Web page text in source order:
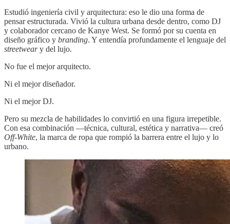
Estudió ingeniería civil y arquitectura: eso le dio una forma de
pensar estructurada. Vivió la cultura urbana desde dentro, como DJ
y colaborador cercano de Kanye West. Se formó por su cuenta en
diseño gráfico y branding. Y entendía profundamente el lenguaje del
streetweary del lujo.
No fue el mejor arquitecto.
Ni el mejor diseñador.
Ni el mejor DJ.
Pero su mezcla de habilidades lo convirtió en una figura irrepetible.
Con esa combinación —técnica, cultural, estética y narrativa— creó
Off-White, la marca de ropa que rompió la barrera entre el lujo y lo
urbano.